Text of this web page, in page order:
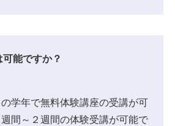
能ですか？
学年で無料体験講座の受講が可
間～２週間の体験受講が可能で